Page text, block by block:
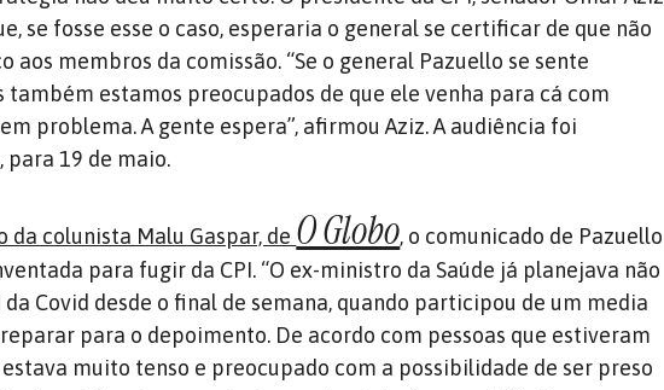
se fosse esse o caso, esperaria o general se certificar de que não
aos membros da comissão. “Se o general Pazuello se sente
também estamos preocupados de que ele venha para cá com
problema. A gente espera”, afirmou Aziz. A audiência foi
para 19 de maio.
da colunista Malu Gaspar, de O Globo, o comunicado de Pazuello
para fugir da CPI. “O ex-ministro da Saúde já planejava não
Covid desde o final de semana, quando participou de um media
para o depoimento. De acordo com pessoas que estiveram
muito tenso e preocupado com a possibilidade de ser preso